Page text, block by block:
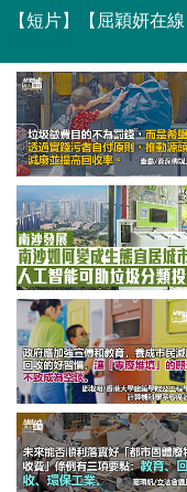
【短片】【屈穎妍在